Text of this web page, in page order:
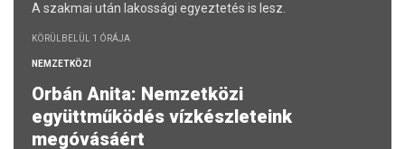
A szakmai után lakossági egyeztetés is lesz.
KÖRÜLBELÜL 1 ÓRÁJA
NEMZETKÖZI
Orbán Anita: Nemzetközi
együttműködés vízkészleteink
megóvásáért